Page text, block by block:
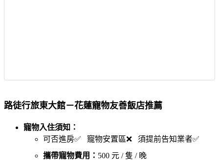
路徒行旅東大館－花蓮寵物友善飯店推薦
寵物入住須知：
可否進房✅ 寵物安置區❌ 須提前告知業者✅
攜帶寵物費用： 500 元 / 隻 / 晚